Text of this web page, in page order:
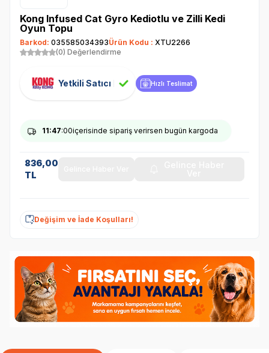
Kong Infused Cat Gyro Kediotlu ve Zilli Kedi
Oyun Topu
Barkod: 035585034393Ürün Kodu : XTU2266
(0) Değerlendirme
Yetkili Satıcı Hızlı Teslimat
11:47:00içerisinde sipariş verirsen bugün kargoda
836,00
TL
Değişim ve İade Koşulları!